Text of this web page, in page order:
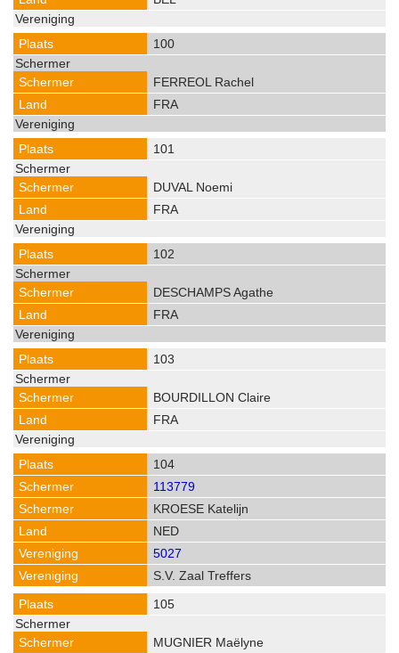
100
FERREOL Rachel
FRA
101
DUVAL Noemi
FRA
102
DESCHAMPS Agathe
FRA
103
BOURDILLON Claire
FRA
104
113779
KROESE Katelijn
NED
5027
S.V. Zaal Treffers
105
MUGNIER Maëlyne